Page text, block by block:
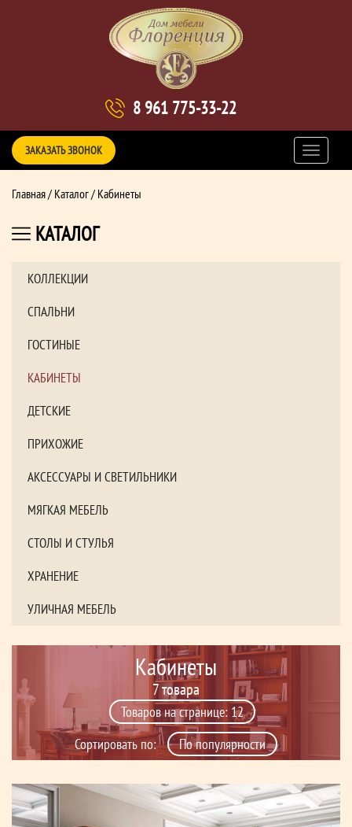
8 961 775-33-22
ЗАКАЗАТЬ ЗВОНОК
Главная/ Каталог/ Кабинеты
КАТАЛОГ
КОЛЛЕКЦИИ
СПАЛЬНИ
ГОСТИНЫЕ
КАБИНЕТЫ
ДЕТСКИЕ
ПРИХОЖИЕ
АКСЕССУАРЫ И СВЕТИЛЬНИКИ
МЯГКАЯ МЕБЕЛЬ
СТОЛЫ И СТУЛЬЯ
ХРАНЕНИЕ
УЛИЧНАЯ МЕБЕЛЬ
Кабинеты
7 товара
Сортировать по: